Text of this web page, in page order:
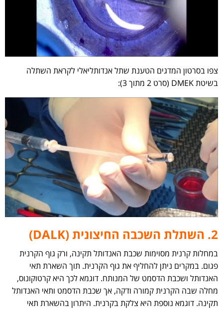
צפו בסרטון המדגים הטענת שתל אנדותליאלי לקראת השתלה
בשיטת DMEK (סרט 2 מתוך 3):
2. השתלת השכבה החיצונית (DALK)
במחלות קרנית מסוימות שכבת האנדותל תקינה, ורק גוף הקרנית
פגום. במקרים ניתן להחליף את גוף הקרנית. תוך השארת תאי
האנדותל ושכבת הדסמט של המנותח. דוגמא לכך היא קרטוקונוס,
מחלה שבה הקרנית קמורה ודקה, אך שכבת הדסמט ותאי האנדותל
תקינה. דוגמא נוספת היא צלקת בקרנית. היתרון בהשארת תאי